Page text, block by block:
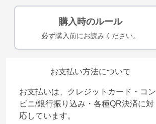
購入時のルール
必ず購入前にお読みください。
お支払い方法について
お支払いは、クレジットカード・コン
ビニ/銀行振り込み・各種QR決済に対
応しています。